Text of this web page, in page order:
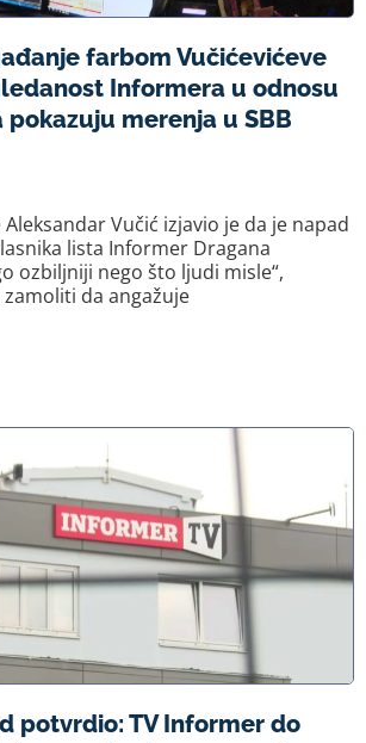
farbom Vučićevićeve
Informera u odnosu
pokazuju merenja u SBB
Vučić izjavio je da je napad
lista Informer Dragana
ozbiljniji nego što ljudi misle“,
da angažuje
potvrdio: TV Informer do